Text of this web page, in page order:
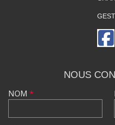
NOUS
NOM *